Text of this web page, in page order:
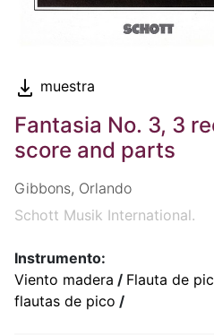
muestra
Fantasia No. 3, 3
score and parts
Gibbons, Orlando
Schott Musik International.
Instrumento:
Viento madera / Flauta de
flautas de pico /